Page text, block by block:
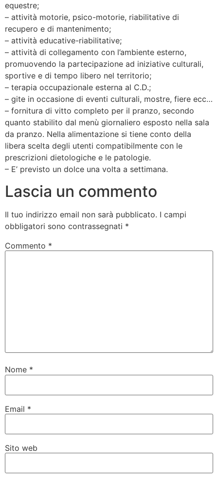
equestre;
– attività motorie, psico-motorie, riabilitative di
recupero e di mantenimento;
– attività educative-riabilitative;
– attività di collegamento con l’ambiente esterno,
promuovendo la partecipazione ad iniziative culturali,
sportive e di tempo libero nel territorio;
– terapia occupazionale esterna al C.D.;
– gite in occasione di eventi culturali, mostre, fiere ecc…
– fornitura di vitto completo per il pranzo, secondo
quanto stabilito dal menù giornaliero esposto nella sala
da pranzo. Nella alimentazione si tiene conto della
libera scelta degli utenti compatibilmente con le
prescrizioni dietologiche e le patologie.
– E’ previsto un dolce una volta a settimana.
Lascia un commento
Il tuo indirizzo email non sarà pubblicato. I campi
obbligatori sono contrassegnati *
Commento *
Nome *
Email *
Sito web